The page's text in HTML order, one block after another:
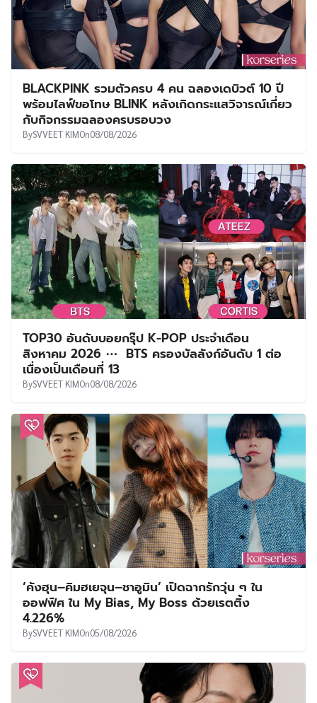
BLACKPINK รวมตัวครบ 4 คน ฉลองเดบิวต์ 10 ปี
พร้อมไลฟ์ขอโทษ BLINK หลังเกิดกระแสวิจารณ์เกี่ยว
กับกิจกรรมฉลองครบรอบวง
BySVVEET KIMOn08/08/2026
TOP30 อันดับบอยกรุ๊ป K-POP ประจำเดือน
สิงหาคม 2026 ⋯ BTS ครองบัลลังก์อันดับ 1 ต่อ
เนื่องเป็นเดือนที่ 13
BySVVEET KIMOn08/08/2026
‘คังฮุน–คิมฮเยจุน–ชาอูมิน’ เปิดฉากรักวุ่น ๆ ใน
ออฟฟิศ ใน My Bias, My Boss ด้วยเรตติ้ง
4.226%
BySVVEET KIMOn05/08/2026